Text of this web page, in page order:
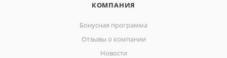
КОМПАНИЯ
Бонусная программа
Отзывы о компании
Новости